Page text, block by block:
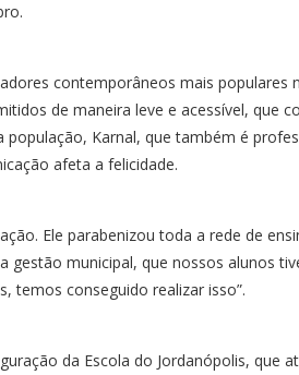
contemporâneos mais populares
de maneira leve e acessível, que
Karnal, que também é
afeta a felicidade.
Ele parabenizou toda a rede de
gestão municipal, que nossos alunos
temos conseguido realizar isso”.
da Escola do Jordanópolis, que